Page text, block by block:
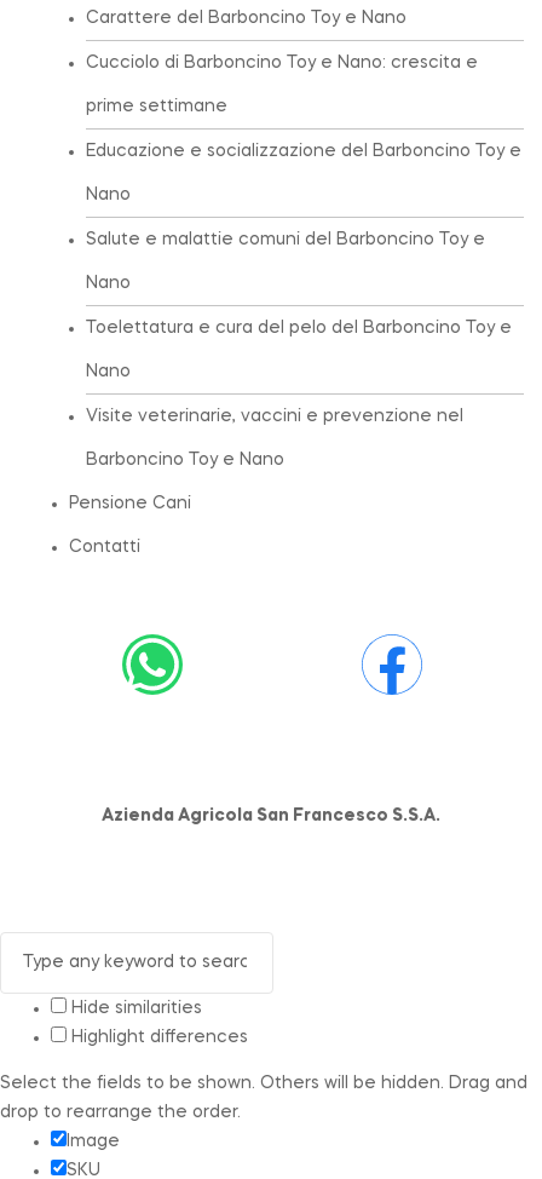
Carattere del Barboncino Toy e Nano
Cucciolo di Barboncino Toy e Nano: crescita e
prime settimane
Educazione e socializzazione del Barboncino Toy e
Nano
Salute e malattie comuni del Barboncino Toy e
Nano
Toelettatura e cura del pelo del Barboncino Toy e
Nano
Visite veterinarie, vaccini e prevenzione nel
Barboncino Toy e Nano
Pensione Cani
Contatti
Azienda Agricola San Francesco S.S.A.
Hide similarities
Highlight differences
Select the fields to be shown. Others will be hidden. Drag and
drop to rearrange the order.
Image
SKU